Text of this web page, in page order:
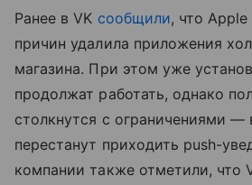
Ранее в VK сообщили, что Apple
причин удалила приложения
магазина. При этом уже
продолжат работать, однако
столкнутся с ограничениями —
перестанут приходить push-
компании также отметили, что